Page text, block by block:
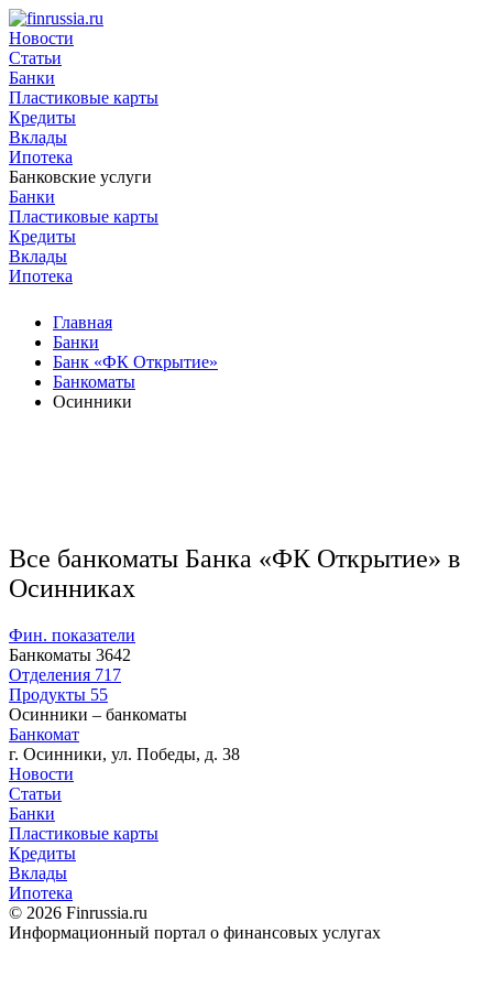
Новости
Статьи
Банки
Пластиковые карты
Кредиты
Вклады
Ипотека
Банковские услуги
Банки
Пластиковые карты
Кредиты
Вклады
Ипотека
Главная
Банки
Банк «ФК Открытие»
Банкоматы
Осинники
Все банкоматы Банка «ФК Открытие» в
Осинниках
Фин. показатели
Банкоматы 3642
Отделения 717
Продукты 55
Осинники – банкоматы
Банкомат
г. Осинники, ул. Победы, д. 38
Новости
Статьи
Банки
Пластиковые карты
Кредиты
Вклады
Ипотека
© 2026 Finrussia.ru
Информационный портал о финансовых услугах